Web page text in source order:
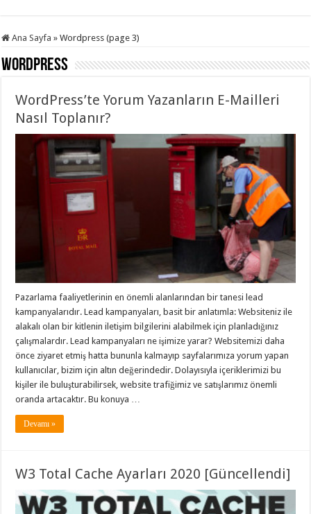
Ana Sayfa » Wordpress (page 3)
Wordpress
WordPress’te Yorum Yazanların E-Mailleri
Nasıl Toplanır?
Pazarlama faaliyetlerinin en önemli alanlarından bir tanesi lead
kampanyalarıdır. Lead kampanyaları, basit bir anlatımla: Websiteniz ile
alakalı olan bir kitlenin iletişim bilgilerini alabilmek için planladığınız
çalışmalardır. Lead kampanyaları ne işimize yarar? Websitemizi daha
önce ziyaret etmiş hatta bununla kalmayıp sayfalarımıza yorum yapan
kullanıcılar, bizim için altın değerindedir. Dolayısıyla içeriklerimizi bu
kişiler ile buluşturabilirsek, website trafiğimiz ve satışlarımız önemli
oranda artacaktır. Bu konuya …
Devamı »
W3 Total Cache Ayarları 2020 [Güncellendi]